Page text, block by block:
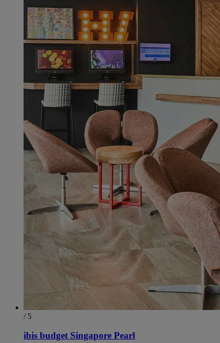
/ 5
ibis budget Singapore Pearl